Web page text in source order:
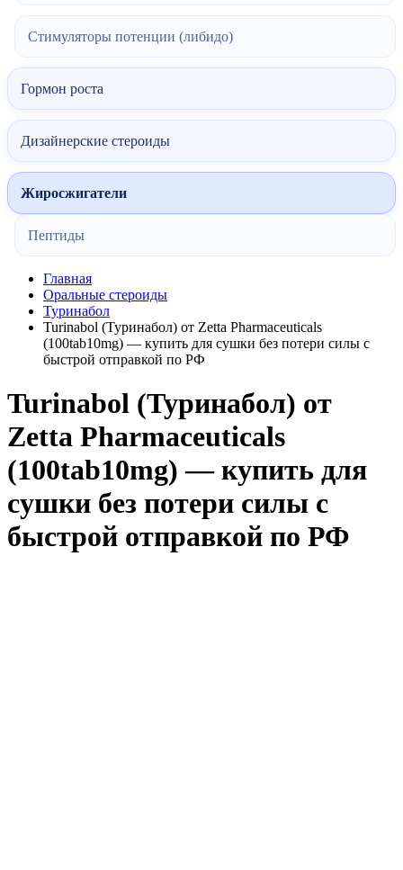
Стимуляторы потенции (либидо)
Гормон роста
Дизайнерские стероиды
Жиросжигатели
Пептиды
Главная
Оральные стероиды
Туринабол
Turinabol (Туринабол) от Zetta Pharmaceuticals
(100tab10mg) — купить для сушки без потери силы с
быстрой отправкой по РФ
Turinabol (Туринабол) от
Zetta Pharmaceuticals
(100tab10mg) — купить для
сушки без потери силы с
быстрой отправкой по РФ